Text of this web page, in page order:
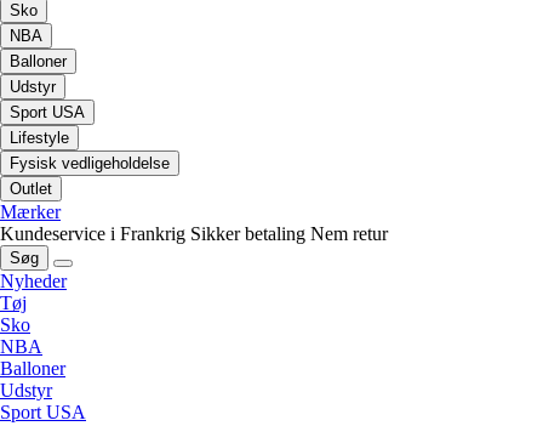
Sko
NBA
Balloner
Udstyr
Sport USA
Lifestyle
Fysisk vedligeholdelse
Outlet
Mærker
Kundeservice i Frankrig Sikker betaling Nem retur
Søg
Nyheder
Tøj
Sko
NBA
Balloner
Udstyr
Sport USA